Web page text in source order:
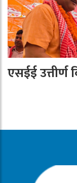
एसईई उत्तीर्ण